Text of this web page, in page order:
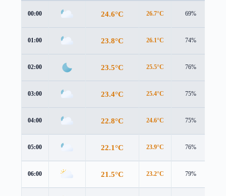
00:00 24.6°C 26.7°C 69%
01:00 23.8°C 26.1°C 74%
02:00 23.5°C 25.5°C 76%
03:00 23.4°C 25.4°C 75%
04:00 22.8°C 24.6°C 75%
05:00 22.1°C 23.9°C 76%
06:00 21.5°C 23.2°C 79%